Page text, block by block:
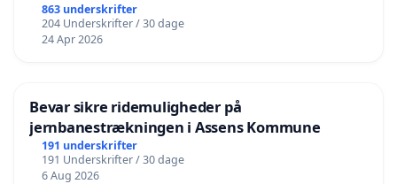
863 underskrifter
204 Underskrifter / 30 dage
24 Apr 2026
Bevar sikre ridemuligheder på
jernbanestrækningen i Assens Kommune
191 underskrifter
191 Underskrifter / 30 dage
6 Aug 2026